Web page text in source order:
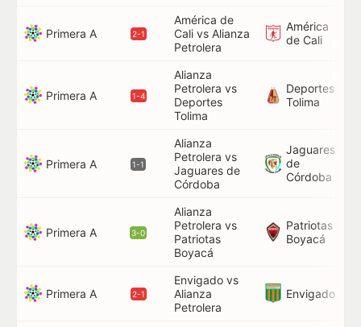
Primera A 2-1
América de
Cali vs Alianza
Petrolera
América
de Cali
Primera A 1-4
Alianza
Petrolera vs
Deportes
Tolima
Deportes
Tolima
Primera A 1-1
Alianza
Petrolera vs
Jaguares de
Córdoba
Jaguares
de
Córdoba
Primera A 3-0
Alianza
Petrolera vs
Patriotas
Boyacá
Patriotas
Boyacá
Primera A 2-1
Envigado vs
Alianza
Petrolera
Envigado